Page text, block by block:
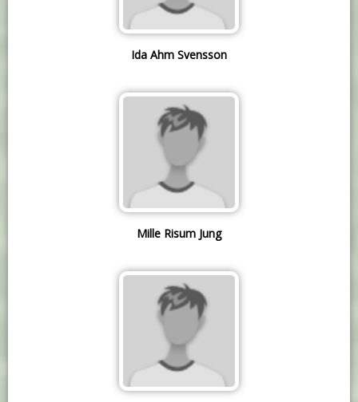
Ida Ahm Svensson
Mille Risum Jung